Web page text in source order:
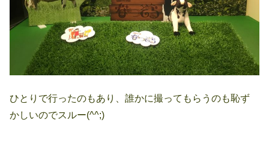
ひとりで行ったのもあり、誰かに撮ってもらうのも恥ず
かしいのでスルー(^^;)